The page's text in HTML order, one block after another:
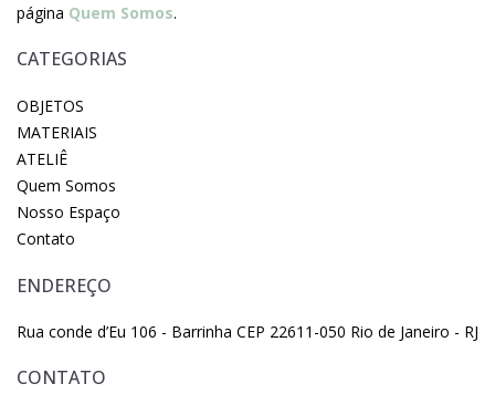
página Quem Somos.
CATEGORIAS
OBJETOS
MATERIAIS
ATELIÊ
Quem Somos
Nosso Espaço
Contato
ENDEREÇO
Rua conde d’Eu 106 - Barrinha CEP 22611-050 Rio de Janeiro - RJ
CONTATO